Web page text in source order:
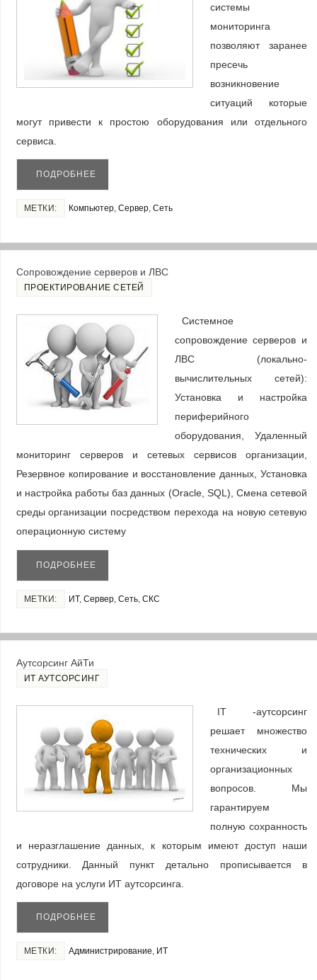
системы
мониторинга
позволяют заранее
пресечь
возникновение
ситуаций которые
могут привести к простою оборудования или отдельного
сервиса.
ПОДРОБНЕЕ
МЕТКИ: Компьютер, Сервер, Сеть
Сопровождение серверов и ЛВС
ПРОЕКТИРОВАНИЕ СЕТЕЙ
Системное
сопровождение серверов и
ЛВС (локально-
вычислительных сетей):
Установка и настройка
периферийного
оборудования, Удаленный
мониторинг серверов и сетевых сервисов организации,
Резервное копирование и восстановление данных, Установка
и настройка работы баз данных (Oracle, SQL), Смена сетевой
среды организации посредством перехода на новую сетевую
операционную систему
ПОДРОБНЕЕ
МЕТКИ: ИТ, Сервер, Сеть, СКС
Аутсорсинг АйТи
ИТ АУТСОРСИНГ
IT -аутсорсинг
решает множество
технических и
организационных
вопросов. Мы
гарантируем
полную сохранность
и неразглашение данных, к которым имеют доступ наши
сотрудники. Данный пункт детально прописывается в
договоре на услуги ИТ аутсорсинга.
ПОДРОБНЕЕ
МЕТКИ: Администрирование, ИТ